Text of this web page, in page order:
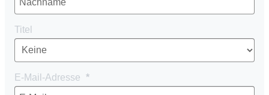
Titel
E-Mail-Adresse